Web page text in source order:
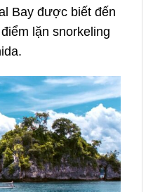
Bay được biết đến
lặn snorkeling